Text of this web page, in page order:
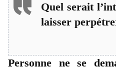
Quel serait
laisser
Personne ne se